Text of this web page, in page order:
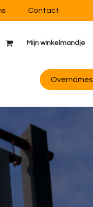
Contact
Mijn winkelmandje
Overnames